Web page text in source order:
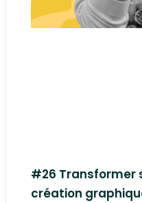
#26 Transformer
création